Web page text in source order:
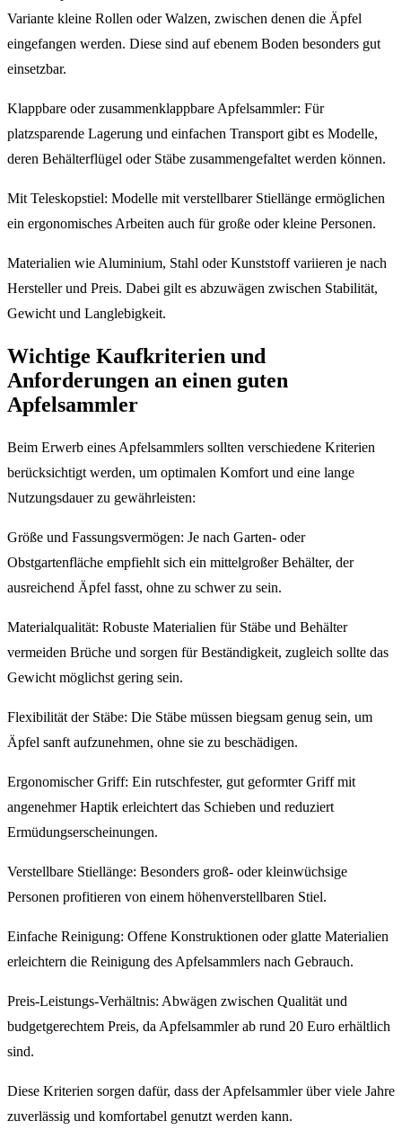
Variante kleine Rollen oder Walzen, zwischen denen die Äpfel
eingefangen werden. Diese sind auf ebenem Boden besonders gut
einsetzbar.
Klappbare oder zusammenklappbare Apfelsammler: Für
platzsparende Lagerung und einfachen Transport gibt es Modelle,
deren Behälterflügel oder Stäbe zusammengefaltet werden können.
Mit Teleskopstiel: Modelle mit verstellbarer Stiellänge ermöglichen
ein ergonomisches Arbeiten auch für große oder kleine Personen.
Materialien wie Aluminium, Stahl oder Kunststoff variieren je nach
Hersteller und Preis. Dabei gilt es abzuwägen zwischen Stabilität,
Gewicht und Langlebigkeit.
Wichtige Kaufkriterien und
Anforderungen an einen guten
Apfelsammler
Beim Erwerb eines Apfelsammlers sollten verschiedene Kriterien
berücksichtigt werden, um optimalen Komfort und eine lange
Nutzungsdauer zu gewährleisten:
Größe und Fassungsvermögen: Je nach Garten- oder
Obstgartenfläche empfiehlt sich ein mittelgroßer Behälter, der
ausreichend Äpfel fasst, ohne zu schwer zu sein.
Materialqualität: Robuste Materialien für Stäbe und Behälter
vermeiden Brüche und sorgen für Beständigkeit, zugleich sollte das
Gewicht möglichst gering sein.
Flexibilität der Stäbe: Die Stäbe müssen biegsam genug sein, um
Äpfel sanft aufzunehmen, ohne sie zu beschädigen.
Ergonomischer Griff: Ein rutschfester, gut geformter Griff mit
angenehmer Haptik erleichtert das Schieben und reduziert
Ermüdungserscheinungen.
Verstellbare Stiellänge: Besonders groß- oder kleinwüchsige
Personen profitieren von einem höhenverstellbaren Stiel.
Einfache Reinigung: Offene Konstruktionen oder glatte Materialien
erleichtern die Reinigung des Apfelsammlers nach Gebrauch.
Preis-Leistungs-Verhältnis: Abwägen zwischen Qualität und
budgetgerechtem Preis, da Apfelsammler ab rund 20 Euro erhältlich
sind.
Diese Kriterien sorgen dafür, dass der Apfelsammler über viele Jahre
zuverlässig und komfortabel genutzt werden kann.